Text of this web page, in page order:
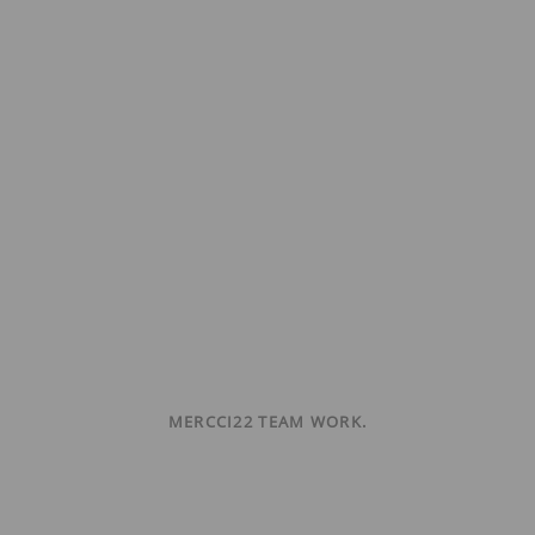
MERCCI22 TEAM WORK.